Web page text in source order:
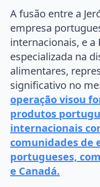
A fusão entre a
empresa
internacionais, e a
especializada na
alimentares,
significativo no
operação visou
produtos
internacionais
comunidades de
portugueses,
e Canadá.